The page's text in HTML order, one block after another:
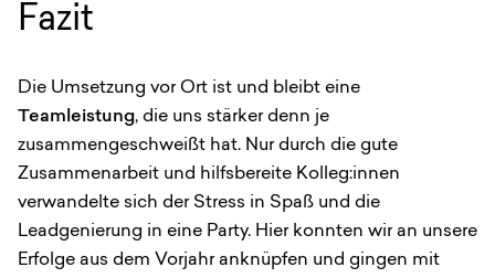
Fazit
Die Umsetzung vor Ort ist und bleibt eine
Teamleistung, die uns stärker denn je
zusammengeschweißt hat. Nur durch die gute
Zusammenarbeit und hilfsbereite Kolleg:innen
verwandelte sich der Stress in Spaß und die
Leadgenierung in eine Party. Hier konnten wir an unsere
Erfolge aus dem Vorjahr anknüpfen und gingen mit